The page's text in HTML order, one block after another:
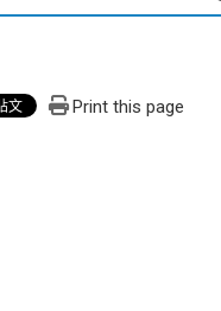
Print this page